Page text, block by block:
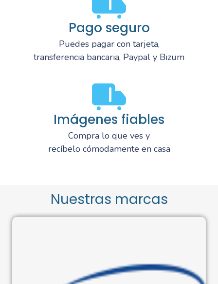
Pago seguro
Puedes pagar con tarjeta,
transferencia bancaria, Paypal y Bizum
Imágenes fiables
Compra lo que ves y
recíbelo cómodamente en casa
Nuestras marcas